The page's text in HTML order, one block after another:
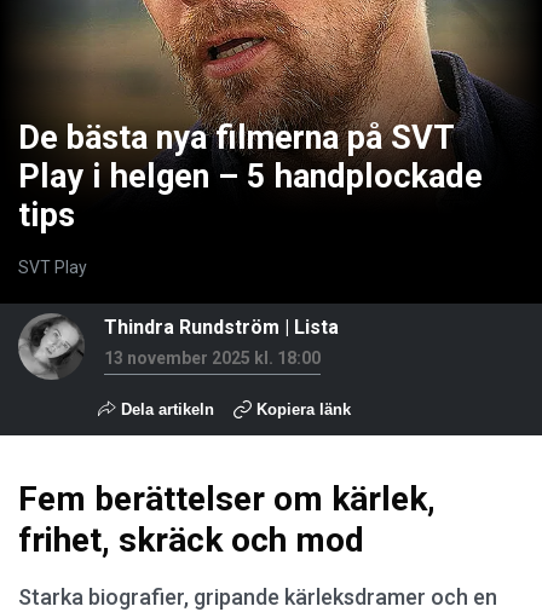
De bästa nya filmerna på SVT
Play i helgen – 5 handplockade
tips
SVT Play
Thindra Rundström | Lista
13 november 2025 kl. 18:00
Dela artikeln Kopiera länk
Fem berättelser om kärlek,
frihet, skräck och mod
Starka biografier, gripande kärleksdramer och en